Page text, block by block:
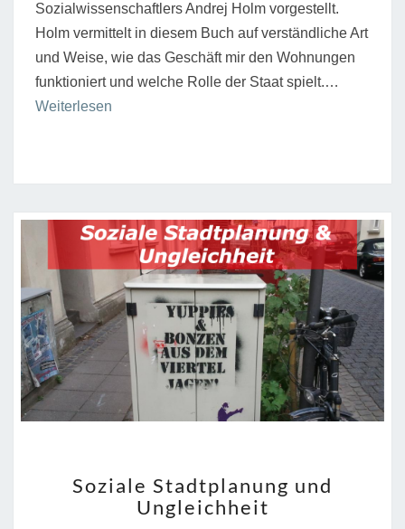
Sozialwissenschaftlers Andrej Holm vorgestellt.
Holm vermittelt in diesem Buch auf verständliche Art
und Weise, wie das Geschäft mir den Wohnungen
funktioniert und welche Rolle der Staat spielt.…
Weiterlesen
STADTPLANUNG
UND
Soziale Stadtplanung und
Ungleichheit